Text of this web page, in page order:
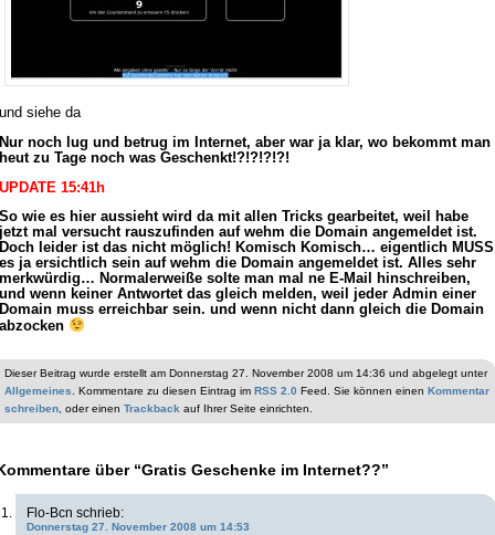
und siehe da
Nur noch lug und betrug im Internet, aber war ja klar, wo bekommt man
heut zu Tage noch was Geschenkt!?!?!?!?!
UPDATE 15:41h
So wie es hier aussieht wird da mit allen Tricks gearbeitet, weil habe
jetzt mal versucht rauszufinden auf wehm die Domain angemeldet ist.
Doch leider ist das nicht möglich! Komisch Komisch… eigentlich MUSS
es ja ersichtlich sein auf wehm die Domain angemeldet ist. Alles sehr
merkwürdig… Normalerweiße solte man mal ne E-Mail hinschreiben,
und wenn keiner Antwortet das gleich melden, weil jeder Admin einer
Domain muss erreichbar sein. und wenn nicht dann gleich die Domain
abzocken
Dieser Beitrag wurde erstellt am Donnerstag 27. November 2008 um 14:36 und abgelegt unter
Allgemeines . Kommentare zu diesen Eintrag im RSS 2.0 Feed. Sie können einen Kommentar
schreiben , oder einen Trackback auf Ihrer Seite einrichten.
über “Gratis Geschenke im Internet??”
Flo-Bcn schrieb:
Donnerstag 27. November 2008 um 14:53